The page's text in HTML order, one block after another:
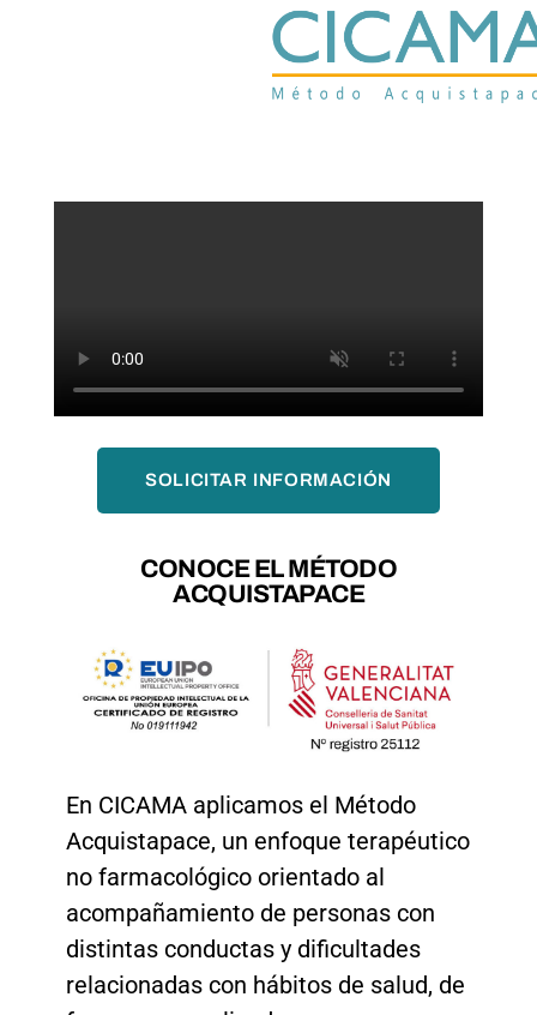
SOLICITAR INFORMACIÓN
CONOCE EL MÉTODO
ACQUISTAPACE
En CICAMA aplicamos el Método
Acquistapace, un enfoque terapéutico
no farmacológico orientado al
acompañamiento de personas con
distintas conductas y dificultades
relacionadas con hábitos de salud, de